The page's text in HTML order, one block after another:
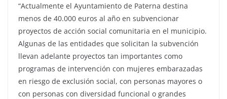
“Actualmente el Ayuntamiento de Paterna destina
menos de 40.000 euros al año en subvencionar
proyectos de acción social comunitaria en el municipio.
Algunas de las entidades que solicitan la subvención
llevan adelante proyectos tan importantes como
programas de intervención con mujeres embarazadas
en riesgo de exclusión social, con personas mayores o
con personas con diversidad funcional o grandes